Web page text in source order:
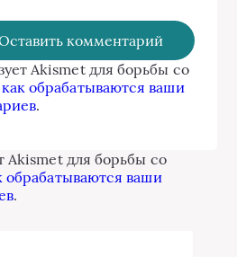
Akismet для борьбы со
обрабатываются ваши
.
Akismet для борьбы со
обрабатываются ваши
.